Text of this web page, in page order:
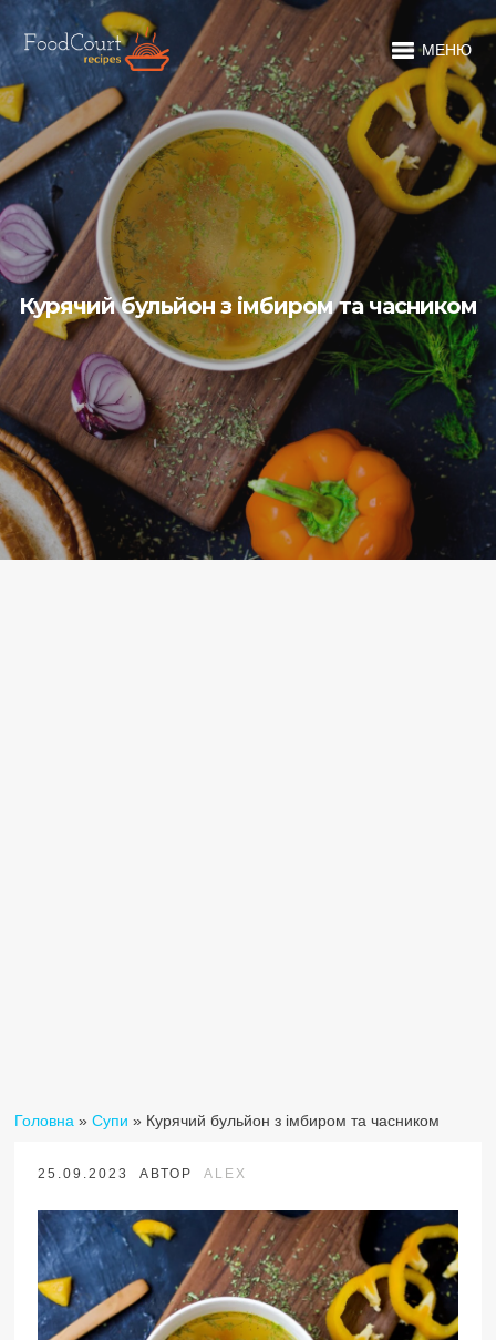
МЕНЮ
Курячий бульйон з імбиром та часником
Головна »Супи » Курячий бульйон з імбиром та часником
25.09.2023 АВТОР ALEX